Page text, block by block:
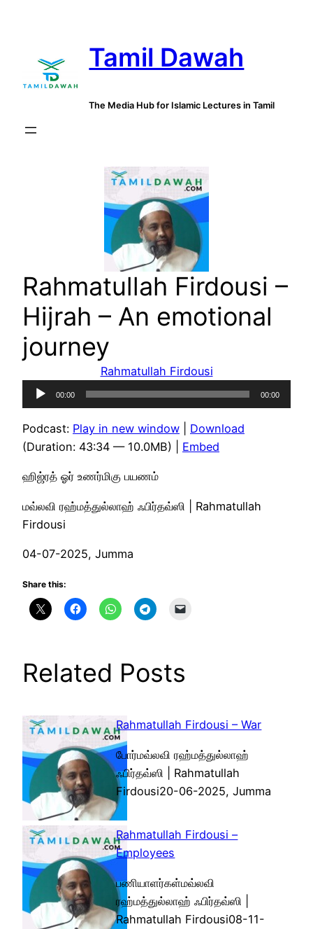
Tamil Dawah
The Media Hub for Islamic Lectures in Tamil
Rahmatullah Firdousi –
Hijrah – An emotional
journey
Rahmatullah Firdousi
Audio
Player
00:00 00:00
Podcast: Play in new window
Download
(Duration: 43:34 — 10.0MB) | Embed
ஹிஜ்ரத் ஓர் உணர்மிகு பயணம்
மவ்லவி ரஹ்மத்துல்லாஹ் ஃபிர்தவ்ஸி | Rahmatullah
Firdousi
04-07-2025, Jumma
Share this:
Related Posts
Rahmatullah Firdousi – War
போர்மவ்லவி ரஹ்மத்துல்லாஹ்
ஃபிர்தவ்ஸி | Rahmatullah
Firdousi20-06-2025, Jumma
Rahmatullah Firdousi –
Employees
பணியாளர்கள்மவ்லவி
ரஹ்மத்துல்லாஹ் ஃபிர்தவ்ஸி |
Rahmatullah Firdousi08-11-